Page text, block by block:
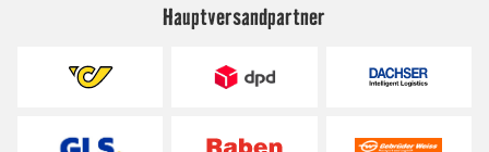
Hauptversandpartner